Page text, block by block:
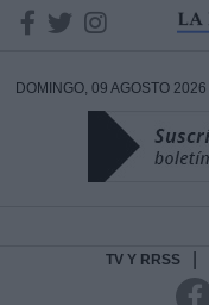
DOMINGO, 09 AGOSTO 2026
TV Y RRSS
DATOS
Responsable: